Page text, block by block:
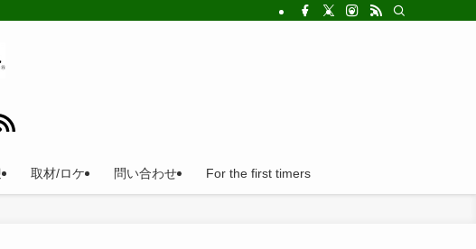
日楽しめる!法人の福利厚生利用にとても便利。
取材/ロケ 問い合わせ For the first timers
ィード